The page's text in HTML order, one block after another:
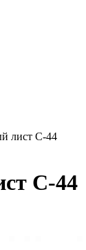
лист С-44
С-44